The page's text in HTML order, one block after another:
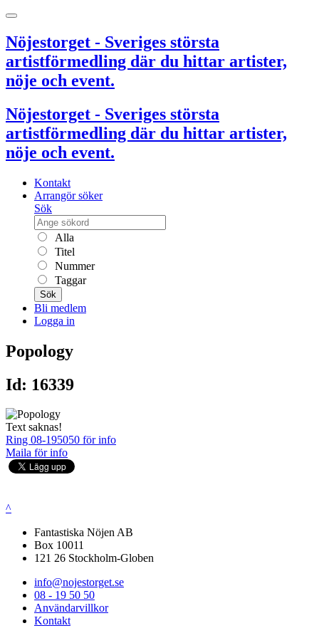
Nöjestorget - Sveriges största
artistförmedling där du hittar artister,
nöje och event.
Nöjestorget - Sveriges största
artistförmedling där du hittar artister,
nöje och event.
Kontakt
Arrangör söker
Sök
Alla
Titel
Nummer
Taggar
Sök
Bli medlem
Logga in
Popology
Id: 16339
Text saknas!
Ring 08-195050 för info
Maila för info
^
Fantastiska Nöjen AB
Box 10011
121 26 Stockholm-Globen
info@nojestorget.se
08 - 19 50 50
Användarvillkor
Kontakt